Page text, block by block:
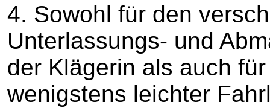
4. Sowohl für den
Unterlassungs- und
der Klägerin als auch
wenigstens leichter